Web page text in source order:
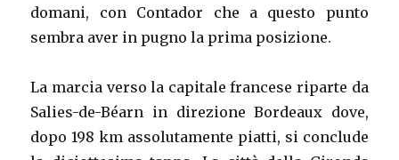
domani, con Contador che a questo punto
sembra aver in pugno la prima posizione.
La marcia verso la capitale francese riparte da
Salies-de-Béarn in direzione Bordeaux dove,
dopo 198 km assolutamente piatti, si conclude